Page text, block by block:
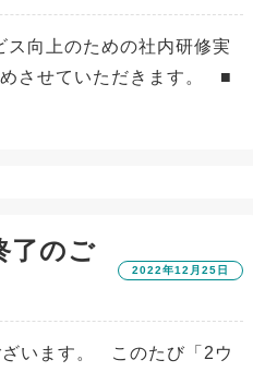
向上のための社内研修実
させていただきます。 ■
了のご
2022年12月25日
ざいます。 このたび「2ウ